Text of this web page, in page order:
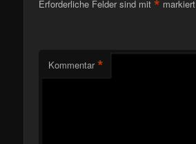
Erforderliche Felder sind mit* markiert
Kommentar *